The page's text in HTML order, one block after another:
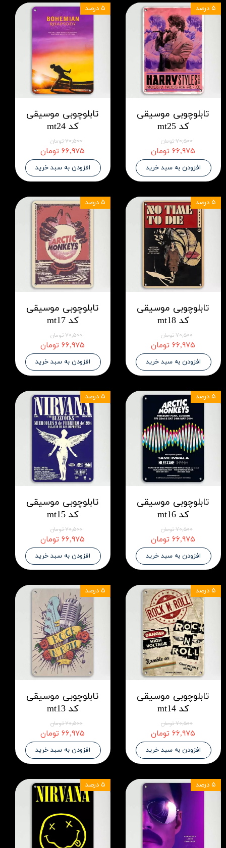
تابلوچوبی موسیقی
کد mt25
۷۰,۵۰۰ تومان
۶۶,۹۷۵ تومان
افزودن به سبد خرید
۵ درصد
تابلوچوبی موسیقی
کد mt24
۷۰,۵۰۰ تومان
۶۶,۹۷۵ تومان
افزودن به سبد خرید
۵ درصد
تابلوچوبی موسیقی
کد mt18
۷۰,۵۰۰ تومان
۶۶,۹۷۵ تومان
افزودن به سبد خرید
۵ درصد
تابلوچوبی موسیقی
کد mt17
۷۰,۵۰۰ تومان
۶۶,۹۷۵ تومان
افزودن به سبد خرید
۵ درصد
تابلوچوبی موسیقی
کد mt16
۷۰,۵۰۰ تومان
۶۶,۹۷۵ تومان
افزودن به سبد خرید
۵ درصد
تابلوچوبی موسیقی
کد mt15
۷۰,۵۰۰ تومان
۶۶,۹۷۵ تومان
افزودن به سبد خرید
۵ درصد
تابلوچوبی موسیقی
کد mt14
۷۰,۵۰۰ تومان
۶۶,۹۷۵ تومان
افزودن به سبد خرید
۵ درصد
تابلوچوبی موسیقی
کد mt13
۷۰,۵۰۰ تومان
۶۶,۹۷۵ تومان
افزودن به سبد خرید
۵ درصد
۵ درصد ۵ درصد